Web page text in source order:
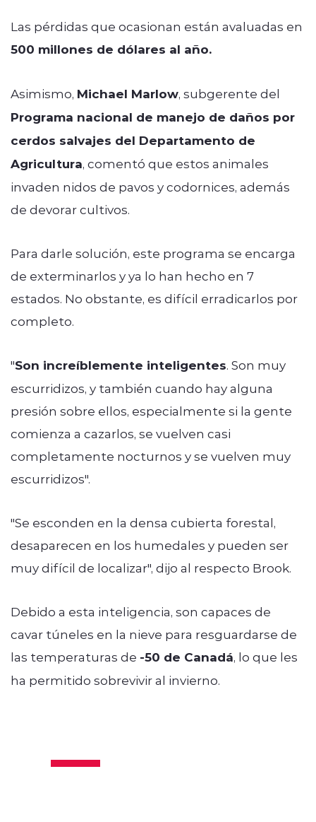
Las pérdidas que ocasionan están avaluadas en
500 millones de dólares al año.
Asimismo, Michael Marlow, subgerente del
Programa nacional de manejo de daños por
cerdos salvajes del Departamento de
Agricultura, comentó que estos animales
invaden nidos de pavos y codornices, además
de devorar cultivos.
Para darle solución, este programa se encarga
de exterminarlos y ya lo han hecho en 7
estados. No obstante, es difícil erradicarlos por
completo.
"Son increíblemente inteligentes. Son muy
escurridizos, y también cuando hay alguna
presión sobre ellos, especialmente si la gente
comienza a cazarlos, se vuelven casi
completamente nocturnos y se vuelven muy
escurridizos".
"Se esconden en la densa cubierta forestal,
desaparecen en los humedales y pueden ser
muy difícil de localizar", dijo al respecto Brook.
Debido a esta inteligencia, son capaces de
cavar túneles en la nieve para resguardarse de
las temperaturas de -50 de Canadá, lo que les
ha permitido sobrevivir al invierno.